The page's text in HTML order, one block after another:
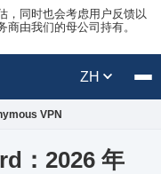
，同时也会考虑用户反馈以
由我们的母公司持有。
ZH
VPN
：2026 年